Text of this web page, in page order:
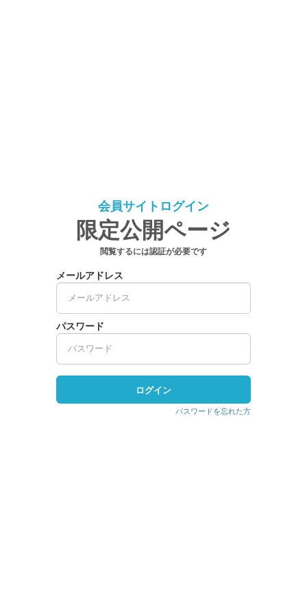
会員サイトログイン
限定公開ページ
閲覧するには認証が必要です
メールアドレス
パスワード
ログイン
パスワードを忘れた方